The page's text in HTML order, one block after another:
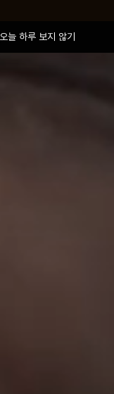
오늘 하루 보지 않기